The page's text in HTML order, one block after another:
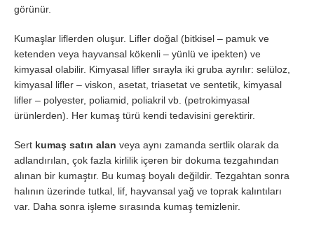
görünür.
Kumaşlar liflerden oluşur. Lifler doğal (bitkisel – pamuk ve
ketenden veya hayvansal kökenli – yünlü ve ipekten) ve
kimyasal olabilir. Kimyasal lifler sırayla iki gruba ayrılır: selüloz,
kimyasal lifler – viskon, asetat, triasetat ve sentetik, kimyasal
lifler – polyester, poliamid, poliakril vb. (petrokimyasal
ürünlerden). Her kumaş türü kendi tedavisini gerektirir.
Sert kumaş satın alan veya aynı zamanda sertlik olarak da
adlandırılan, çok fazla kirlilik içeren bir dokuma tezgahından
alınan bir kumaştır. Bu kumaş boyalı değildir. Tezgahtan sonra
halının üzerinde tutkal, lif, hayvansal yağ ve toprak kalıntıları
var. Daha sonra işleme sırasında kumaş temizlenir.